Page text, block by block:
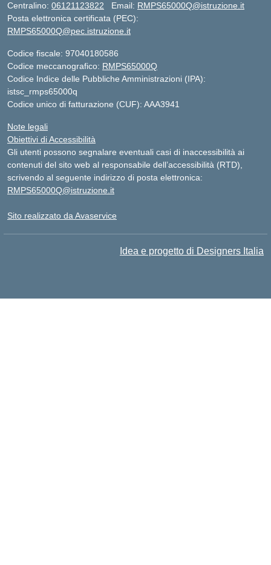
Centralino: 06121123822 Email: RMPS65000Q@istruzione.it
Posta elettronica certificata (PEC):
RMPS65000Q@pec.istruzione.it
Codice fiscale: 97040180586
Codice meccanografico: RMPS65000Q
Codice Indice delle Pubbliche Amministrazioni (IPA):
istsc_rmps65000q
Codice unico di fatturazione (CUF): AAA3941
Note legali
Obiettivi di Accessibilità
Gli utenti possono segnalare eventuali casi di inaccessibilità ai
contenuti del sito web al responsabile dell’accessibilità (RTD),
scrivendo al seguente indirizzo di posta elettronica:
RMPS65000Q@istruzione.it
Sito realizzato da Avaservice
Idea e progetto di Designers Italia